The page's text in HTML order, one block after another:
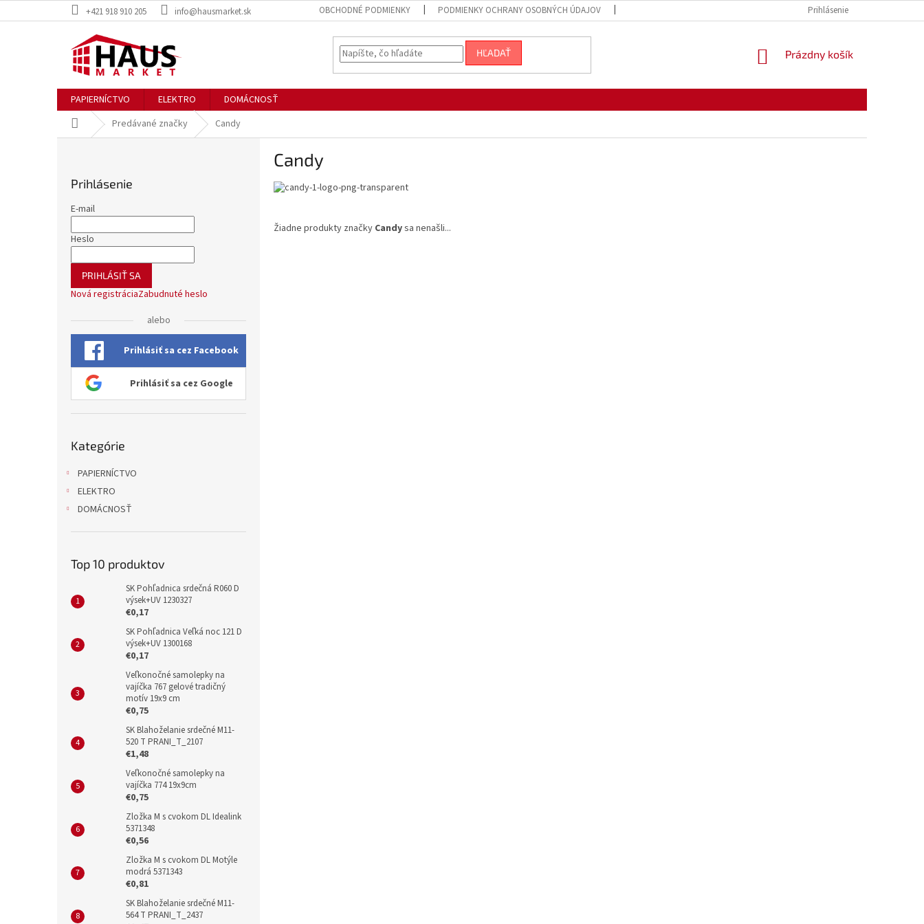
na
+421 918 910 205 info@hausmarket.sk OBCHODNÉ PODMIENKY PODMIENKY OCHRANY OSOBNÝCH ÚDAJOV Prihlásenie
HĽADAŤ
NÁKUPNÝ
Prázdny košík
PAPIERNÍCTVO ELEKTRO
DOMÁCNOSŤ
DomovPredávané značky Candy
Prihlásenie
E-mail
Heslo
PRIHLÁSIŤ SA
Nová registráciaZabudnuté heslo
alebo
Prihlásiť sa cez Facebook
Prihlásiť sa cez Google
kategórie
Kategórie
PAPIERNÍCTVO
ELEKTRO
DOMÁCNOSŤ
Top 10 produktov
SK Pohľadnica srdečná R060 D
výsek+UV 1230327
€0,17
SK Pohľadnica Veľká noc 121 D
výsek+UV 1300168
€0,17
Veľkonočné samolepky na
vajíčka 767 gelové tradičný
motív 19x9 cm
€0,75
SK Blahoželanie srdečné M11-
520 T PRANI_T_2107
€1,48
Veľkonočné samolepky na
vajíčka 774 19x9cm
€0,75
Zložka M s cvokom DL Idealink
5371348
€0,56
Zložka M s cvokom DL Motýle
modrá 5371343
€0,81
SK Blahoželanie srdečné M11-
564 T PRANI_T_2437
Candy
Žiadne produkty značky Candysa nenašli...